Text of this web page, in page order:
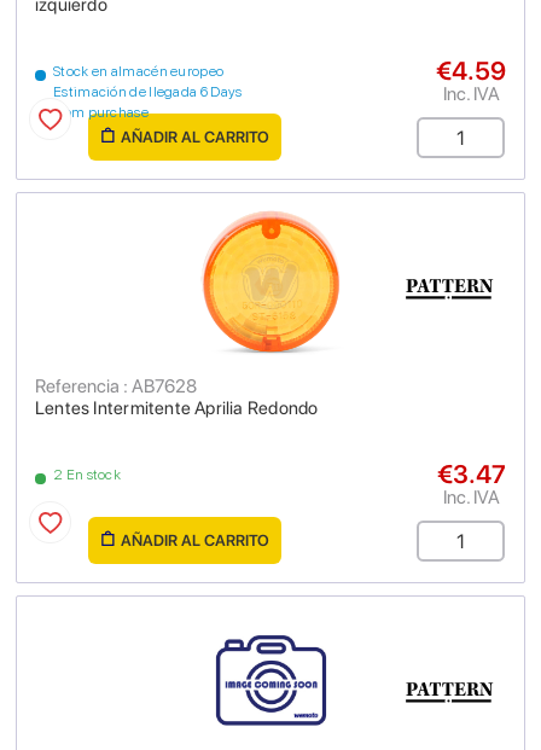
izquierdo
Stock en almacén europeo
Estimación de llegada 6 Days
from purchase
€4.59
Inc. IVA
AÑADIR AL CARRITO
Lentes Intermitente Aprilia Redondo
Referencia : AB7628
2 En stock €3.47
Inc. IVA
AÑADIR AL CARRITO